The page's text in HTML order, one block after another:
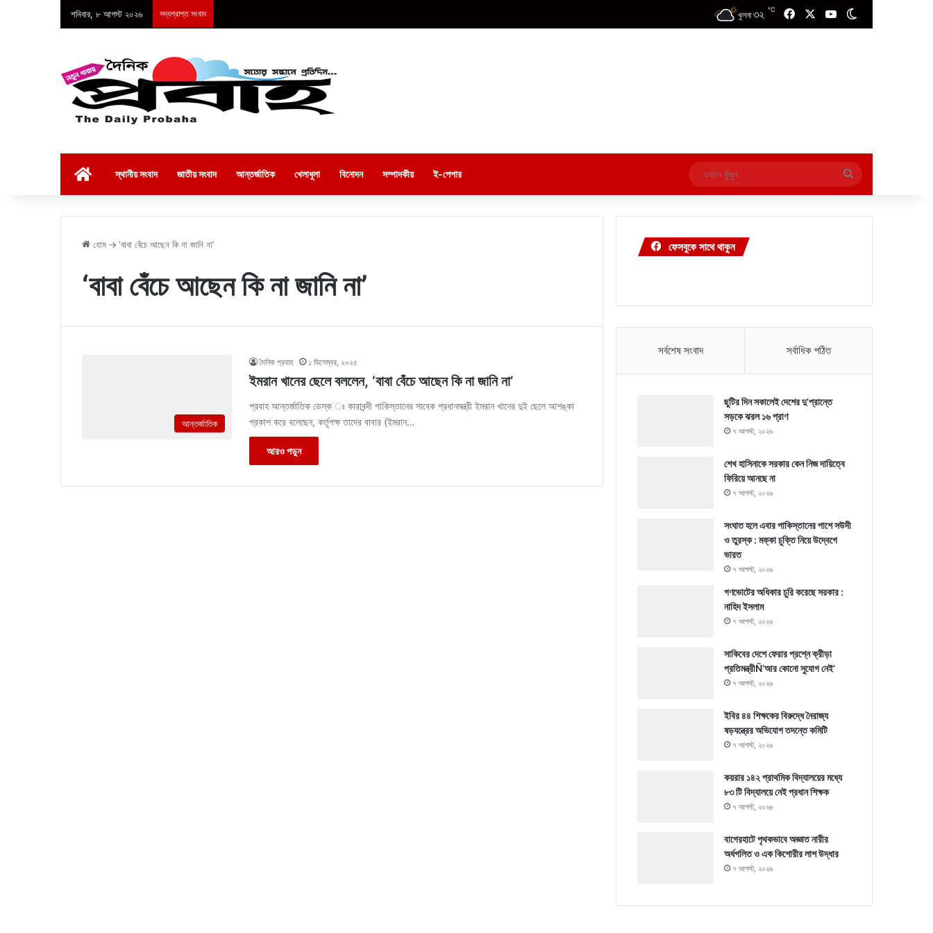
শনিবার, ৮ আগস্ট ২০২৬ সদ্যপ্রাপ্ত সংবাদ খুলনা ৩২ ℃ FacebookYouTube
স্থানীয় সংবাদ জাতীয় সংবাদ আন্তর্জাতিক খেলাধুলা বিনোদন সম্পাদকীয় ই-পেপার
এখানে
খুঁজুন
হোম → ‘বাবা বেঁচে আছেন কি না জানি না’
‘বাবা বেঁচে আছেন কি না জানি না’
আন্তর্জাতিক
দৈনিক প্রবাহ ১ ডিসেম্বর, ২০২৫
ইমরান খানের ছেলে বললেন, ‘বাবা বেঁচে আছেন কি না জানি না’
প্রবাহ আন্তর্জাতিক ডেস্ক ঃ কারাবন্দী পাকিস্তানের সাবেক প্রধানমন্ত্রী ইমরান খানের দুই ছেলে আশঙ্কা
প্রকাশ করে বলেছেন, কর্তৃপক্ষ তাদের বাবার (ইমরান…
আরও পড়ুন
ফেসবুকে সাথে থাকুন
সর্বশেষ সংবাদ সর্বাধিক পঠিত
ছুটির দিন সকালেই দেশের দু’প্রান্তে
সড়কে ঝরল ১৬ প্রাণ
৭ আগস্ট, ২০২৬
শেখ হাসিনাকে সরকার কেন নিজ দায়িত্বে
ফিরিয়ে আনছে না
৭ আগস্ট, ২০২৬
সংঘাত হলে এবার পাকিস্তানের পাশে সউদী
ও তুরস্ক : মক্কা চুক্তি নিয়ে উদ্বেগে
ভারত
৭ আগস্ট, ২০২৬
গণভোটের অধিকার চুরি করেছে সরকার :
নাহিদ ইসলাম
৭ আগস্ট, ২০২৬
সাকিবের দেশে ফেরার প্রশ্নে ক্রীড়া
প্রতিমন্ত্রীÑ‘আর কোনো সুযোগ নেই’
৭ আগস্ট, ২০২৬
ইবির ৪৪ শিক্ষকের বিরুদ্ধে নৈরাজ্য
ষড়যন্ত্রের অভিযোগ তদন্তে কমিটি
৭ আগস্ট, ২০২৬
কয়রার ১৪২ প্রাথমিক বিদ্যালয়ের মধ্যে
৮৩ টি বিদ্যালয়ে নেই প্রধান শিক্ষক
৭ আগস্ট, ২০২৬
বাগেরহাটে পৃথকভাবে অজ্ঞাত নারীর
অর্ধগলিত ও এক কিশোরীর লাশ উদ্ধার
৭ আগস্ট, ২০২৬